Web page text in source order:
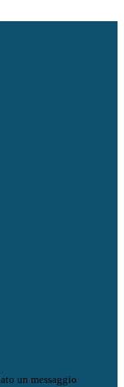
un messaggio